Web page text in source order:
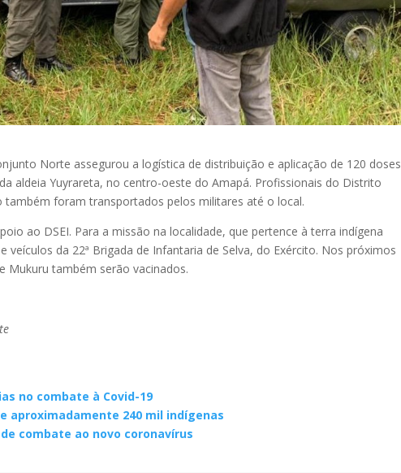
Norte assegurou a logística de distribuição e aplicação de 120 doses
aldeia Yuyrareta, no centro-oeste do Amapá. Profissionais do Distrito
também foram transportados pelos militares até o local.
ao DSEI. Para a missão na localidade, que pertence à terra indígena
da 22ª Brigada de Infantaria de Selva, do Exército. Nos próximos
Mukuru também serão vacinados.
no combate à Covid-19
aproximadamente 240 mil indígenas
combate ao novo coronavírus